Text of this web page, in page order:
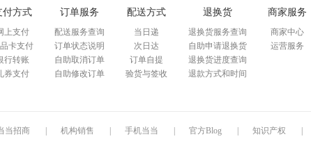
付方式
上支付
卡支付
行转账
券支付
订单服务
配送服务查询
订单状态说明
自助取消订单
自助修改订单
配送方式
当日递
次日达
订单自提
验货与签收
退换货
退换货服务查询
自助申请退换货
退换货进度查询
退款方式和时间
商家服务
商家中心
运营服务
当招商 机构销售 手机当当 官方Blog 知识产权